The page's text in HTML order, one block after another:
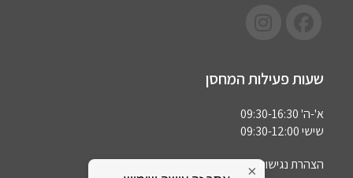
שעות פעילות המחסן
א'-ה' 09:30-16:30
שישי 09:30-12:00
הצהרת נגישות×